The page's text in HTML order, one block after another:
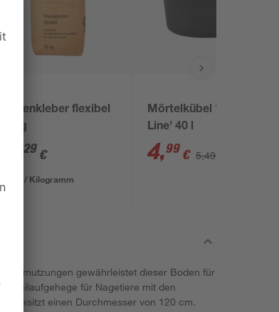
Fliesenkleber flexibel
25 kg
,29 €
0,69 € / Kilogramm
Mörtelkübel 'Profi
Line' 40 l
4,99 € 5,49 €
gewährleistet dieser Boden für
Freilaufgehege für Nagetiere mit den
besitzt einen Durchmesser von 120 cm.